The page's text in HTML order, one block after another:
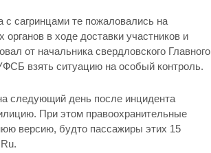
сагринцами те пожаловались на
в ходе доставки участников и
от начальника свердловского Главного
взять ситуацию на особый контроль.
следующий день после инцидента
При этом правоохранительные
версию, будто пассажиры этих 15